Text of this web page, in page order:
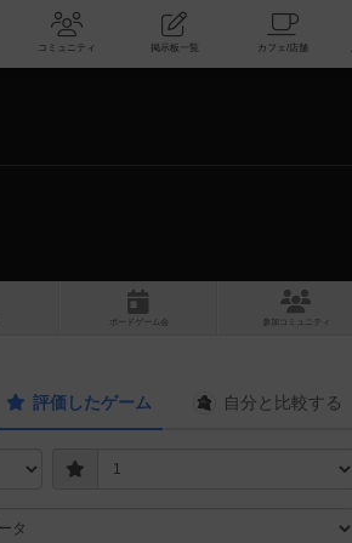
ボードゲーム会 コミュニティ 掲示板一覧
ボ ドゲ ーム コミュニティ
評価したゲーム 自分と 比較する